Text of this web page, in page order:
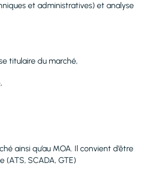
et administratives) et analyse
titulaire du marché,
ainsi qu’au MOA. Il convient d’être
SCADA, GTE)